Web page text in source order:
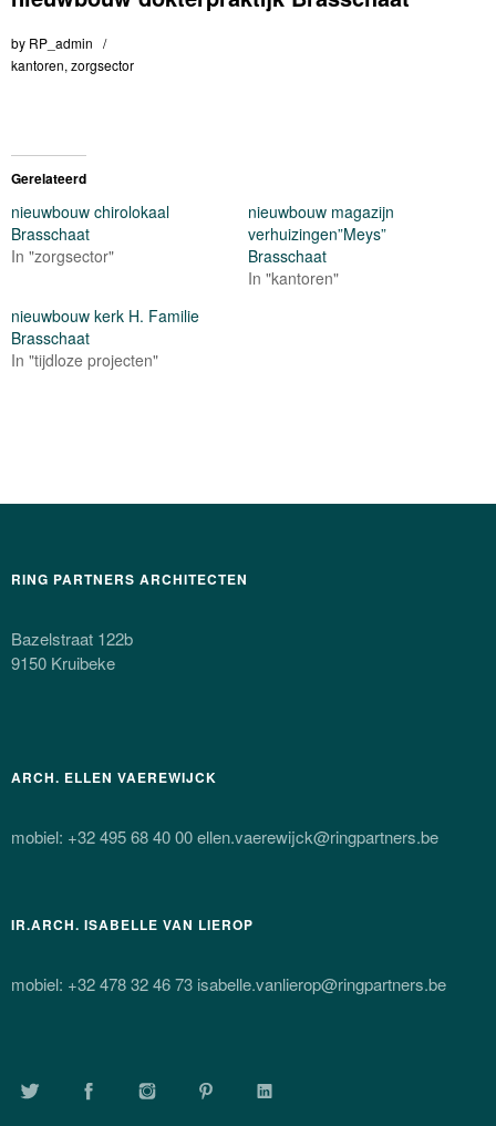
by RP_admin
kantoren,zorgsector
Gerelateerd
nieuwbouw chirolokaal
Brasschaat
In "zorgsector"
nieuwbouw magazijn
verhuizingen”Meys”
Brasschaat
In "kantoren"
nieuwbouw kerk H. Familie
Brasschaat
In "tijdloze projecten"
RING PARTNERS ARCHITECTEN
Bazelstraat 122b
9150 Kruibeke
ARCH. ELLEN VAEREWIJCK
mobiel: +32 495 68 40 00 ellen.vaerewijck@ringpartners.be
IR.ARCH. ISABELLE VAN LIEROP
mobiel: +32 478 32 46 73 isabelle.vanlierop@ringpartners.be